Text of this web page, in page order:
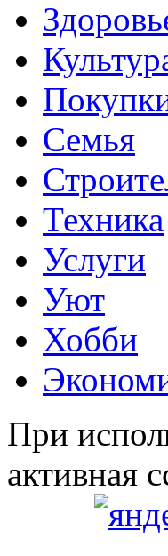
Семья
Техника
Услуги
Уют
Хобби
При
активная